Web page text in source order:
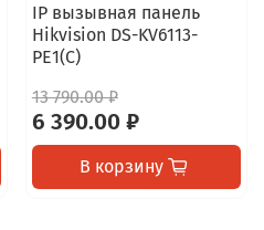
IP вызывная панель
Hikvision DS-KV6113-
PE1(C)
13 790.00 ₽
6 390.00 ₽
В корзину